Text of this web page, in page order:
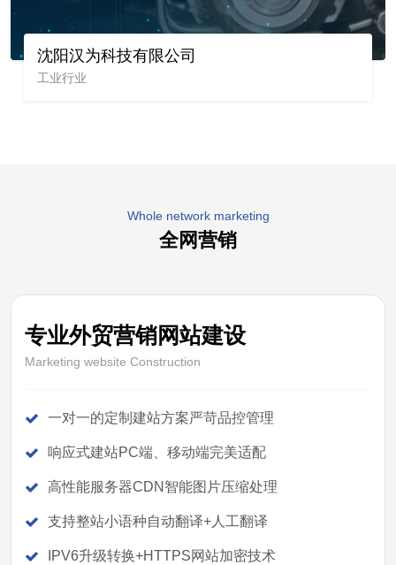
沈阳汉为科技有限公司
工业行业
Whole network marketing
全网营销
专业外贸营销网站建设
Marketing website Construction
一对一的定制建站方案严苛品控管理
响应式建站PC端、移动端完美适配
高性能服务器CDN智能图片压缩处理
支持整站小语种自动翻译+人工翻译
IPV6升级转换+HTTPS网站加密技术